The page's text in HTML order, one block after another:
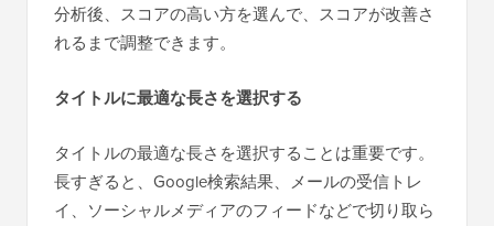
分析後、スコアの高い方を選んで、スコアが改善さ
れるまで調整できます。
タイトルに最適な長さを選択する
タイトルの最適な長さを選択することは重要です。
長すぎると、Google検索結果、メールの受信トレ
イ、ソーシャルメディアのフィードなどで切り取ら